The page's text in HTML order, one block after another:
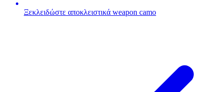
Ξεκλειδώστε αποκλειστικά weapon camo